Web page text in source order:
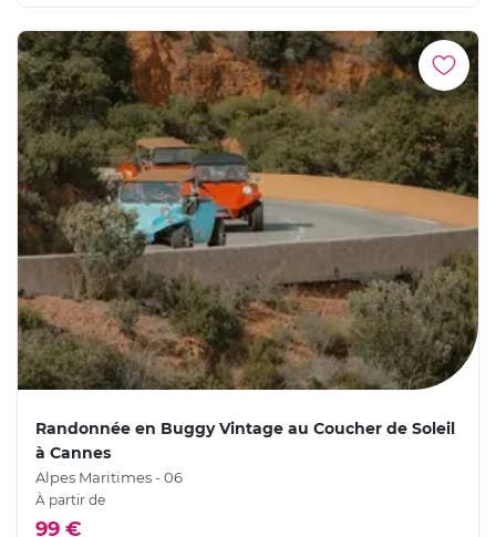
Randonnée en Buggy Vintage au Coucher de Soleil
à Cannes
Alpes Maritimes - 06
À partir de
99 €